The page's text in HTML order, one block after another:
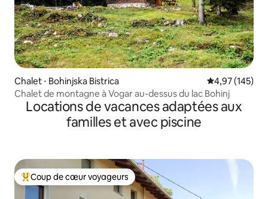
Chalet ⋅ Bohinjska Bistrica Évaluation
4,97 (145)
Chalet de montagne à Vogar au-dessus du lac Bohinj
Locations de vacances adaptées aux
familles et avec piscine
Coups de cœur voyageurs les plus appréciés
Coup de cœur voyageurs